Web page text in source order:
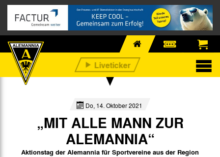
Do, 14. Oktober 2021
„MIT ALLE MANN ZUR
ALEMANNIA“
Aktionstag der Alemannia für Sportvereine aus der Region